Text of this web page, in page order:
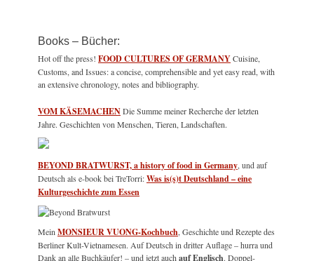
Books – Bücher:
Hot off the press! FOOD CULTURES OF GERMANYCuisine,
Customs, and Issues: a concise, comprehensible and yet easy read, with
an extensive chronology, notes and bibliography.
VOM KÄSEMACHENDie Summe meiner Recherche der letzten
Jahre. Geschichten von Menschen, Tieren, Landschaften.
BEYOND BRATWURST, a history of food in Germany, und auf
Deutsch als e-book bei TreTorri:Was is(s)t Deutschland – eine
Kulturgeschichte zum Essen
MeinMONSIEUR VUONG-Kochbuch, Geschichte und Rezepte des
Berliner Kult-Vietnamesen. Auf Deutsch in dritter Auflage – hurra und
Dank an alle Buchkäufer! – und jetzt auchauf Englisch. Doppel-